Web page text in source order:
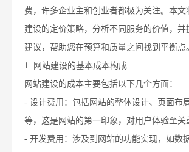
费，许多企业主和创业者都极为关注。本文
建设的定价策略，分析不同服务的价值，并
建议，帮助您在预算和质量之间找到平衡点
1. 网站建设的基本成本构成
网站建设的成本主要包括以下几个方面：
- 设计费用：包括网站的整体设计、页面布
等，这是网站的第一印象，对用户体验至关
- 开发费用：涉及到网站的功能实现，如数